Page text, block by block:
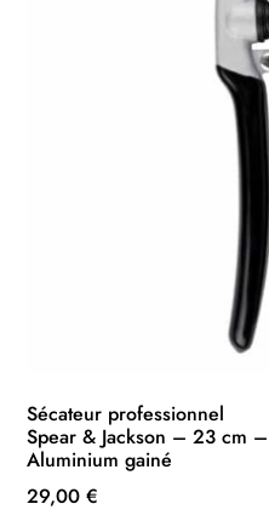
Sécateur professionnel
Spear & Jackson – 23 cm –
Aluminium gainé
29,00€